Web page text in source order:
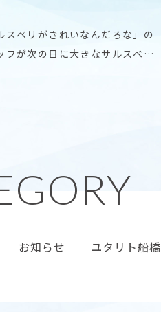
スベリがきれいなんだろな」の
フが次の日に大きなサルスベリ
お知らせ ユタリト船橋